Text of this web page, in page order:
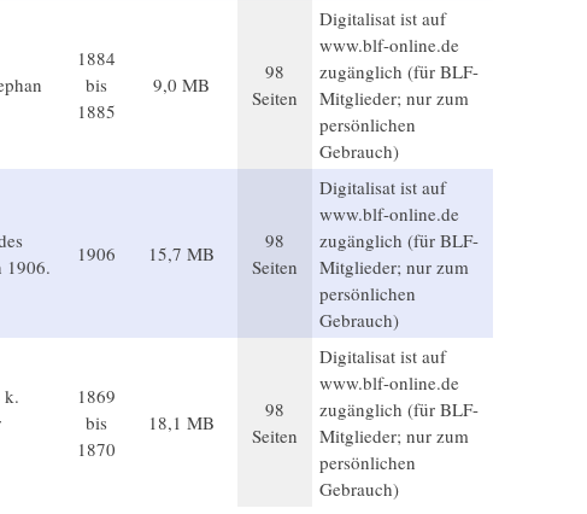
1884
bis
1885
9,0 MB
98
Seiten
Digitalisat ist auf
www.blf-online.de
zugänglich (für BLF-
Mitglieder; nur zum
persönlichen
Gebrauch)
1906.
1906 15,7 MB
98
Seiten
Digitalisat ist auf
www.blf-online.de
zugänglich (für BLF-
Mitglieder; nur zum
persönlichen
Gebrauch)
k.
1869
bis
1870
18,1 MB
98
Seiten
Digitalisat ist auf
www.blf-online.de
zugänglich (für BLF-
Mitglieder; nur zum
persönlichen
Gebrauch)